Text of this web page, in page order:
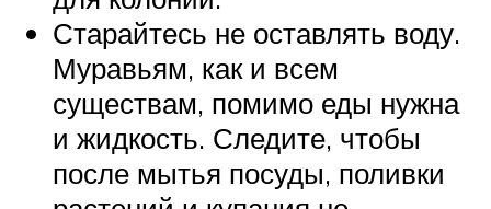
Старайтесь не оставлять воду.
Муравьям, как и всем
существам, помимо еды нужна
и жидкость. Следите, чтобы
после мытья посуды, поливки